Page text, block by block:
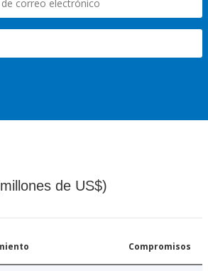
de US$)
Compromisos